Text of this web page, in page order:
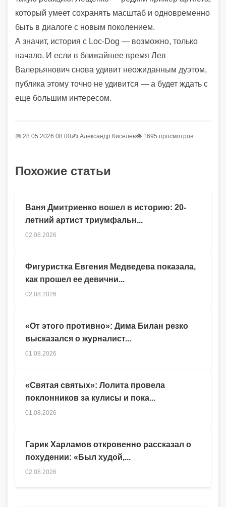
который умеет сохранять масштаб и одновременно
быть в диалоге с новым поколением.
А значит, история с Loc-Dog — возможно, только
начало. И если в ближайшее время Лев
Валерьянович снова удивит неожиданным дуэтом,
публика этому точно не удивится — а будет ждать с
еще большим интересом.
📅 28.05.2026 08:00✍️ Александр Киселёв👁 1695 просмотров
Похожие статьи
Гарик Харламов откровенно рассказал о
похудении: «Был худой,...
02.08.2026
Ваня Дмитриенко вошел в историю: 20-
летний артист триумфальн...
02.08.2026
Фигуристка Евгения Медведева показала,
как прошел ее девични...
02.08.2026
«От этого противно»: Дима Билан резко
высказался о журналист...
01.08.2026
«Святая святых»: Лолита провела
поклонников за кулисы и пока...
01.08.2026